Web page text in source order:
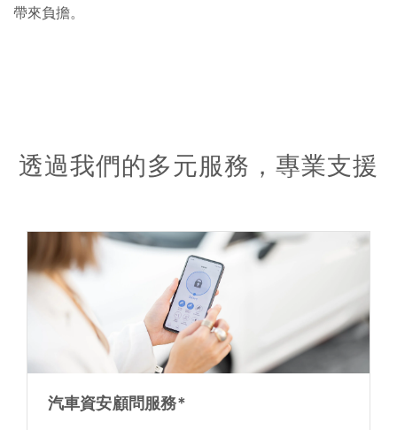
帶來負擔。
透過我們的多元服務，專業支援
汽車資安顧問服務*